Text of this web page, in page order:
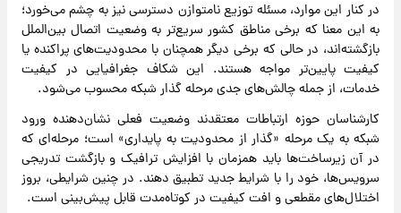
در کنار این موارد، مسئله توزیع نامتوازن دسترسی نیز به چشم می‌خورد؛
به این معنا که برخی مناطق کشور سریع‌تر به وضعیت اتصال بین‌الملل
بازگشته‌اند، در حالی که برخی دیگر همچنان با محدودیت‌های پراکنده یا
کیفیت پایین‌تر مواجه هستند. این شکاف جغرافیایی در کیفیت
خدمات، از جمله چالش‌های جدی مرحله گذار شبکه محسوب می‌شود.
کارشناسان حوزه ارتباطات معتقدند وضعیت فعلی نشان‌دهنده ورود
شبکه به یک مرحله «گذار از محدودیت به پایداری» است؛ مرحله‌ای که
در آن زیرساخت‌ها باید همزمان با افزایش ترافیک و بازگشت تدریجی
سرویس‌ها، خود را با شرایط جدید تطبیق دهند. در چنین شرایطی، بروز
اختلال‌های مقطعی و افت کیفیت در کوتاه‌مدت قابل پیش‌بینی است.